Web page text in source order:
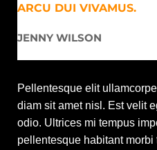
ARCU DUI VIVAMUS.
JENNY WILSON
Pellentesque elit
diam sit amet nisl. Est velit
odio. Ultrices mi tempus
pellentesque habitant morbi